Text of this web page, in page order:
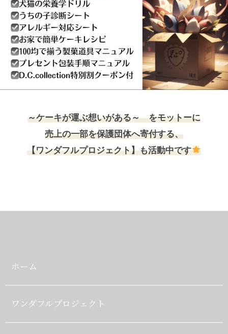
～ケーキが運ぶ想いがある～ をモットーに
売上の一部を保護団体へ寄付する、
【ワンダフルプロジェクト】も活動中です
ホーム
ワンダフルプロジェクト